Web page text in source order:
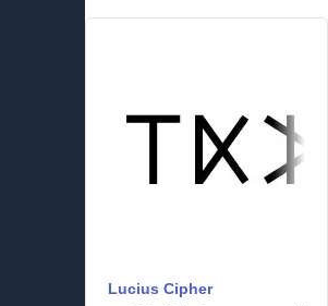
Lucius Cipher